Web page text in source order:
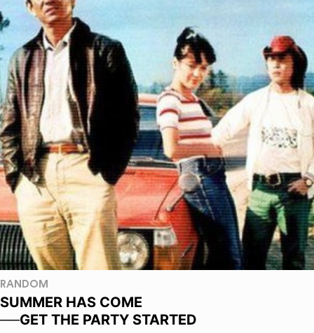
RANDOM
SUMMER HAS COME
──GET THE PARTY STARTED